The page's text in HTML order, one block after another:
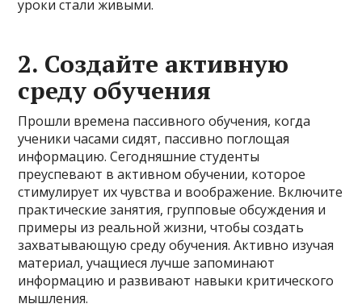
уроки стали живыми.
2. Создайте активную
среду обучения
Прошли времена пассивного обучения, когда
ученики часами сидят, пассивно поглощая
информацию. Сегодняшние студенты
преуспевают в активном обучении, которое
стимулирует их чувства и воображение. Включите
практические занятия, групповые обсуждения и
примеры из реальной жизни, чтобы создать
захватывающую среду обучения. Активно изучая
материал, учащиеся лучше запоминают
информацию и развивают навыки критического
мышления.